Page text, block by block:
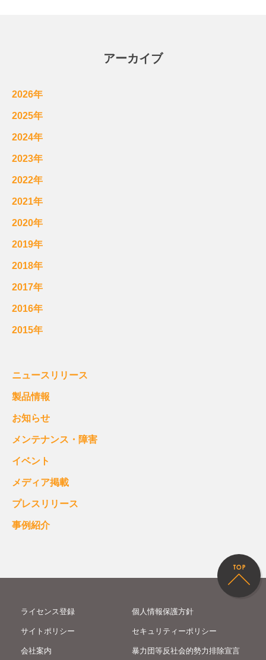
アーカイブ
2026年
2025年
2024年
2023年
2022年
2021年
2020年
2019年
2018年
2017年
2016年
2015年
ニュースリリース
製品情報
お知らせ
メンテナンス・障害
イベント
メディア掲載
プレスリリース
事例紹介
ライセンス登録
サイトポリシー
会社案内
個人情報保護方針
セキュリティーポリシー
暴力団等反社会的勢力排除宣言